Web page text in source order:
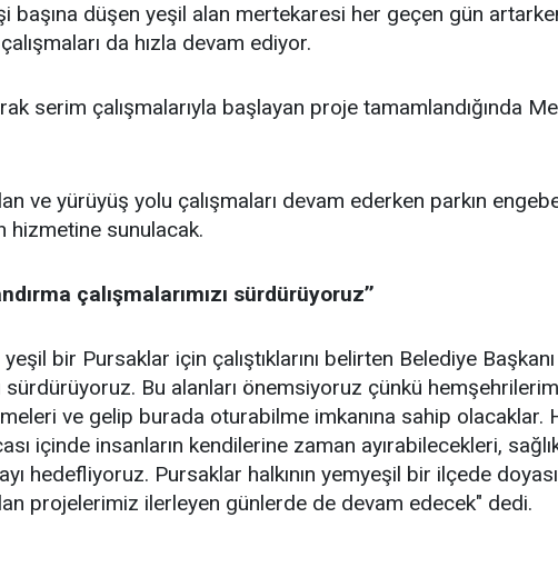
başına düşen yeşil alan mertekaresi her geçen gün
da hızla devam ediyor.
serim çalışmalarıyla başlayan proje tamamlandığında
ve yürüyüş yolu çalışmaları devam ederken parkın
hizmetine sunulacak.
çalışmalarımızı sürdürüyoruz’’
bir Pursaklar için çalıştıklarını belirten Belediye
sürdürüyoruz. Bu alanları önemsiyoruz çünkü
ve gelip burada oturabilme imkanına sahip olacaklar.
içinde insanların kendilerine zaman ayırabilecekleri,
hedefliyoruz. Pursaklar halkının yemyeşil bir ilçede
projelerimiz ilerleyen günlerde de devam edecek" dedi.